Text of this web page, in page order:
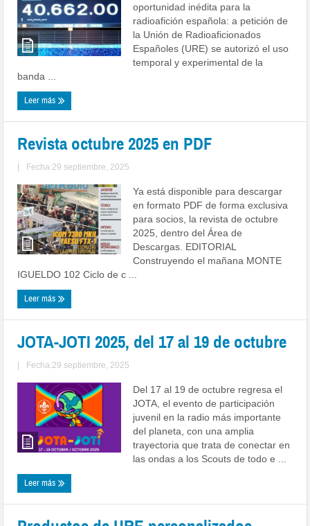
oportunidad inédita para la
radioafición española: a petición de
la Unión de Radioaficionados
Españoles (URE) se autorizó el uso
temporal y experimental de la
banda ...
Leer más
Revista octubre 2025 en PDF
| Fecha:29 septiembre, 2025
Ya está disponible para descargar
en formato PDF de forma exclusiva
para socios, la revista de octubre
2025, dentro del Área de
Descargas. EDITORIAL
Construyendo el mañana MONTE
IGUELDO 102 Ciclo de c ...
Leer más
JOTA-JOTI 2025, del 17 al 19 de octubre
| Fecha:29 septiembre, 2025
Del 17 al 19 de octubre regresa el
JOTA, el evento de participación
juvenil en la radio más importante
del planeta, con una amplia
trayectoria que trata de conectar en
las ondas a los Scouts de todo e ...
Leer más